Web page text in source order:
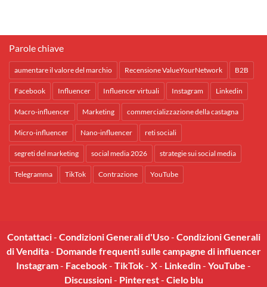
Parole chiave
aumentare il valore del marchio Recensione ValueYourNetwork B2B
Facebook Influencer Influencer virtuali Instagram Linkedin
Macro-influencer Marketing commercializzazione della castagna
Micro-influencer Nano-influencer reti sociali
segreti del marketing social media 2026 strategie sui social media
Telegramma TikTok Contrazione YouTube
Contattaci- Condizioni Generali d'Uso- Condizioni Generali
di Vendita- Domande frequenti sulle campagne di influencer
Instagram- Facebook- TikTok- X- Linkedin- YouTube -
Discussioni- Pinterest- Cielo blu